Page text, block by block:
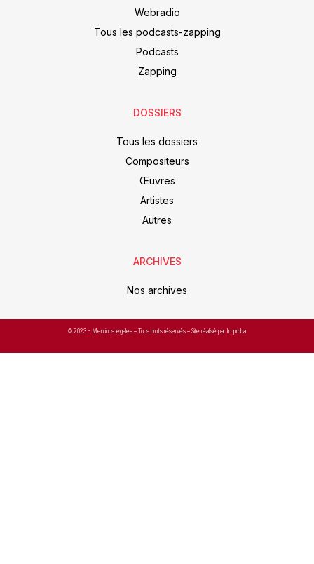
Webradio
Tous les podcasts-zapping
Podcasts
Zapping
DOSSIERS
Tous les dossiers
Compositeurs
Œuvres
Artistes
Autres
ARCHIVES
Nos archives
© 2023 – Mentions légales – Tous droits réservés – Site réalisé par Improba